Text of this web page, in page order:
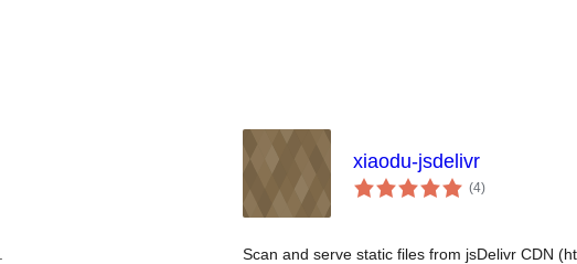
xiaodu-jsdelivr
(4αξιολογήσεις
σύνολο
)
Scan and serve static files from jsDelivr CDN